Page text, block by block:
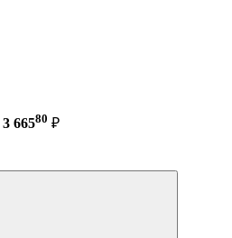
3 66580 ₽